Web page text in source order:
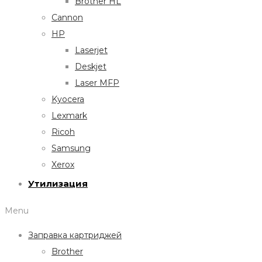
Cannon
HP
Laserjet
Deskjet
Laser MFP
Kyocera
Lexmark
Ricoh
Samsung
Xerox
Утилизация
Menu
Заправка картриджей
Brother